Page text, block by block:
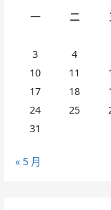
一
二
3
4
10
11
17
18
24
25
31
« 5 月